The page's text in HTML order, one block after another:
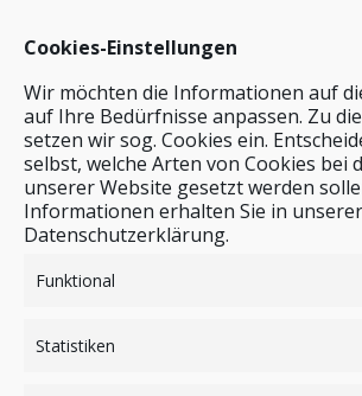
Cookies-Einstellungen
Wir möchten die Informationen auf
auf Ihre Bedürfnisse anpassen. Zu
setzen wir sog. Cookies ein.
selbst, welche Arten von Cookies bei
unserer Website gesetzt werden
Informationen erhalten Sie in unserer
Datenschutzerklärung.
Funktional
Statistiken
Stichwortsuche